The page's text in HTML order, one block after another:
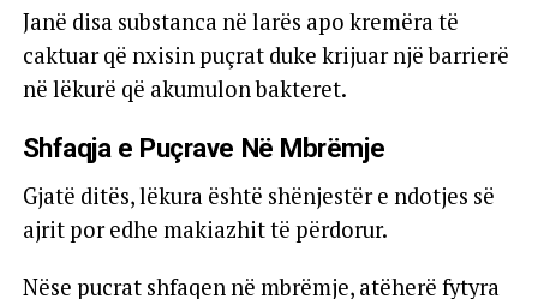
Janë disa substanca në larës apo kremëra të
caktuar që nxisin puçrat duke krijuar një barrierë
në lëkurë që akumulon bakteret.
Shfaqja e Puçrave Në Mbrëmje
Gjatë ditës, lëkura është shënjestër e ndotjes së
ajrit por edhe makiazhit të përdorur.
Nëse pucrat shfaqen në mbrëmje, atëherë fytyra